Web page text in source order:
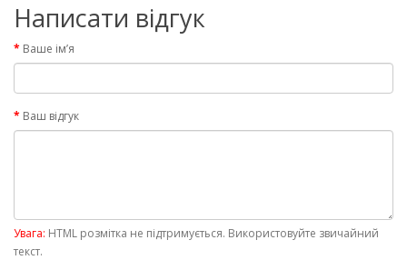
Написати відгук
Ваше ім’я
Ваш відгук
Увага: HTML розмітка не підтримується. Використовуйте звичайний
текст.